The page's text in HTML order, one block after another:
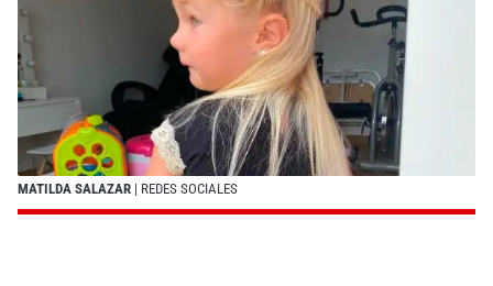
MATILDA SALAZAR | REDES SOCIALES